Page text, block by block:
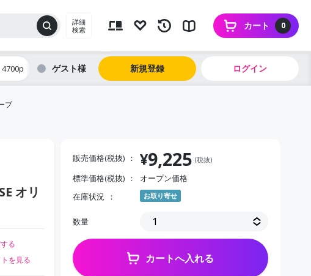
詳細
検索
0
カート
ゲスト 新規登録 ログイン
ブ
オリ
る
を見る
販売価格(税抜) ¥9,225 (税抜)
標準価格(税抜)
オープン価格
在庫状況
お取り寄せ
数量
カートへ入れる